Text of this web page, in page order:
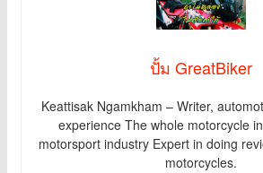
ปั้ม GreatBiker
Keattisak Ngamkham – Writer,
experience The whole motorcycle
motorsport industry Expert in doing
motorcycles.